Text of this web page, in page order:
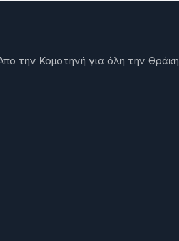
την Κομοτηνή για όλη την Θράκη